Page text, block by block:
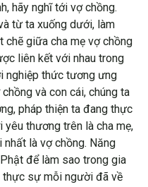
hãy nghĩ tới vợ chồng.
từ ta xuống dưới, làm
giữa cha mẹ vợ chồng
liên kết với nhau trong
nghiệp thức tương ưng
và con cái, chúng ta
pháp thiện ta đang thực
yêu thương trên là cha mẹ,
là vợ chồng. Năng
để làm sao trong gia
thực sự mỗi người đã về